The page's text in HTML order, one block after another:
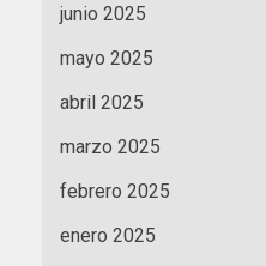
junio 2025
mayo 2025
abril 2025
marzo 2025
febrero 2025
enero 2025